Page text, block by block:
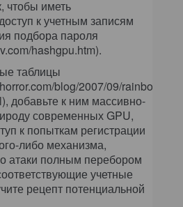
чтобы иметь
к учетным записям
подбора пароля
hashgpu.htm).
таблицы
blog/2007/09/rainbow-
добавьте к ним массивно-
современных GPU,
к попыткам регистрации
либо механизма,
атаки полным перебором
учетные
рецепт потенциальной